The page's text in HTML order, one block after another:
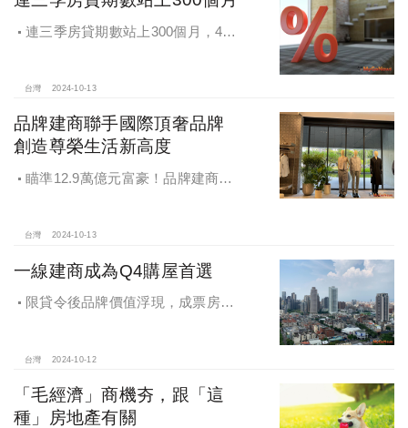
連三季房貸期數站上300個月，4都
台灣 2024-10-13
品牌建商聯手國際頂奢品牌
創造尊榮生活新高度
瞄準12.9萬億元富豪！品牌建商聯
台灣 2024-10-13
一線建商成為Q4購屋首選
限貸令後品牌價值浮現，成票房保
台灣 2024-10-12
「毛經濟」商機夯，跟「這
種」房地產有關